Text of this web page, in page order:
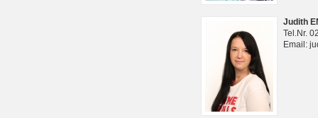
Judith
Tel.Nr.
Email: